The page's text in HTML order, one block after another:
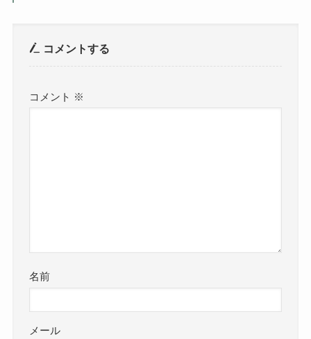
コメントする
コメント ※
名前
メール